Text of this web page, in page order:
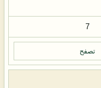
7
تصفح